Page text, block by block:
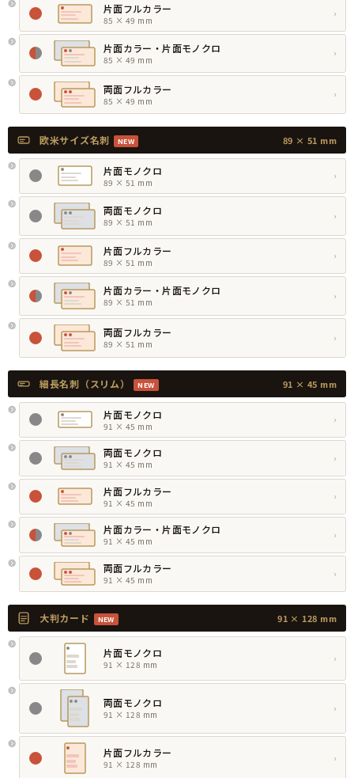
片面フルカラー
85 × 49 mm
›
片面カラー・片面モノクロ
85 × 49 mm
›
両面フルカラー
85 × 49 mm
›
欧米サイズ名刺 NEW 89 × 51 mm
片面モノクロ
89 × 51 mm
›
両面モノクロ
89 × 51 mm
›
片面フルカラー
89 × 51 mm
›
片面カラー・片面モノクロ
89 × 51 mm
›
両面フルカラー
89 × 51 mm
›
細長名刺（スリム） NEW 91 × 45 mm
片面モノクロ
91 × 45 mm
›
両面モノクロ
91 × 45 mm
›
片面フルカラー
91 × 45 mm
›
片面カラー・片面モノクロ
91 × 45 mm
›
両面フルカラー
91 × 45 mm
›
大判カード NEW 91 × 128 mm
片面モノクロ
91 × 128 mm
›
両面モノクロ
91 × 128 mm
›
片面フルカラー
91 × 128 mm
›